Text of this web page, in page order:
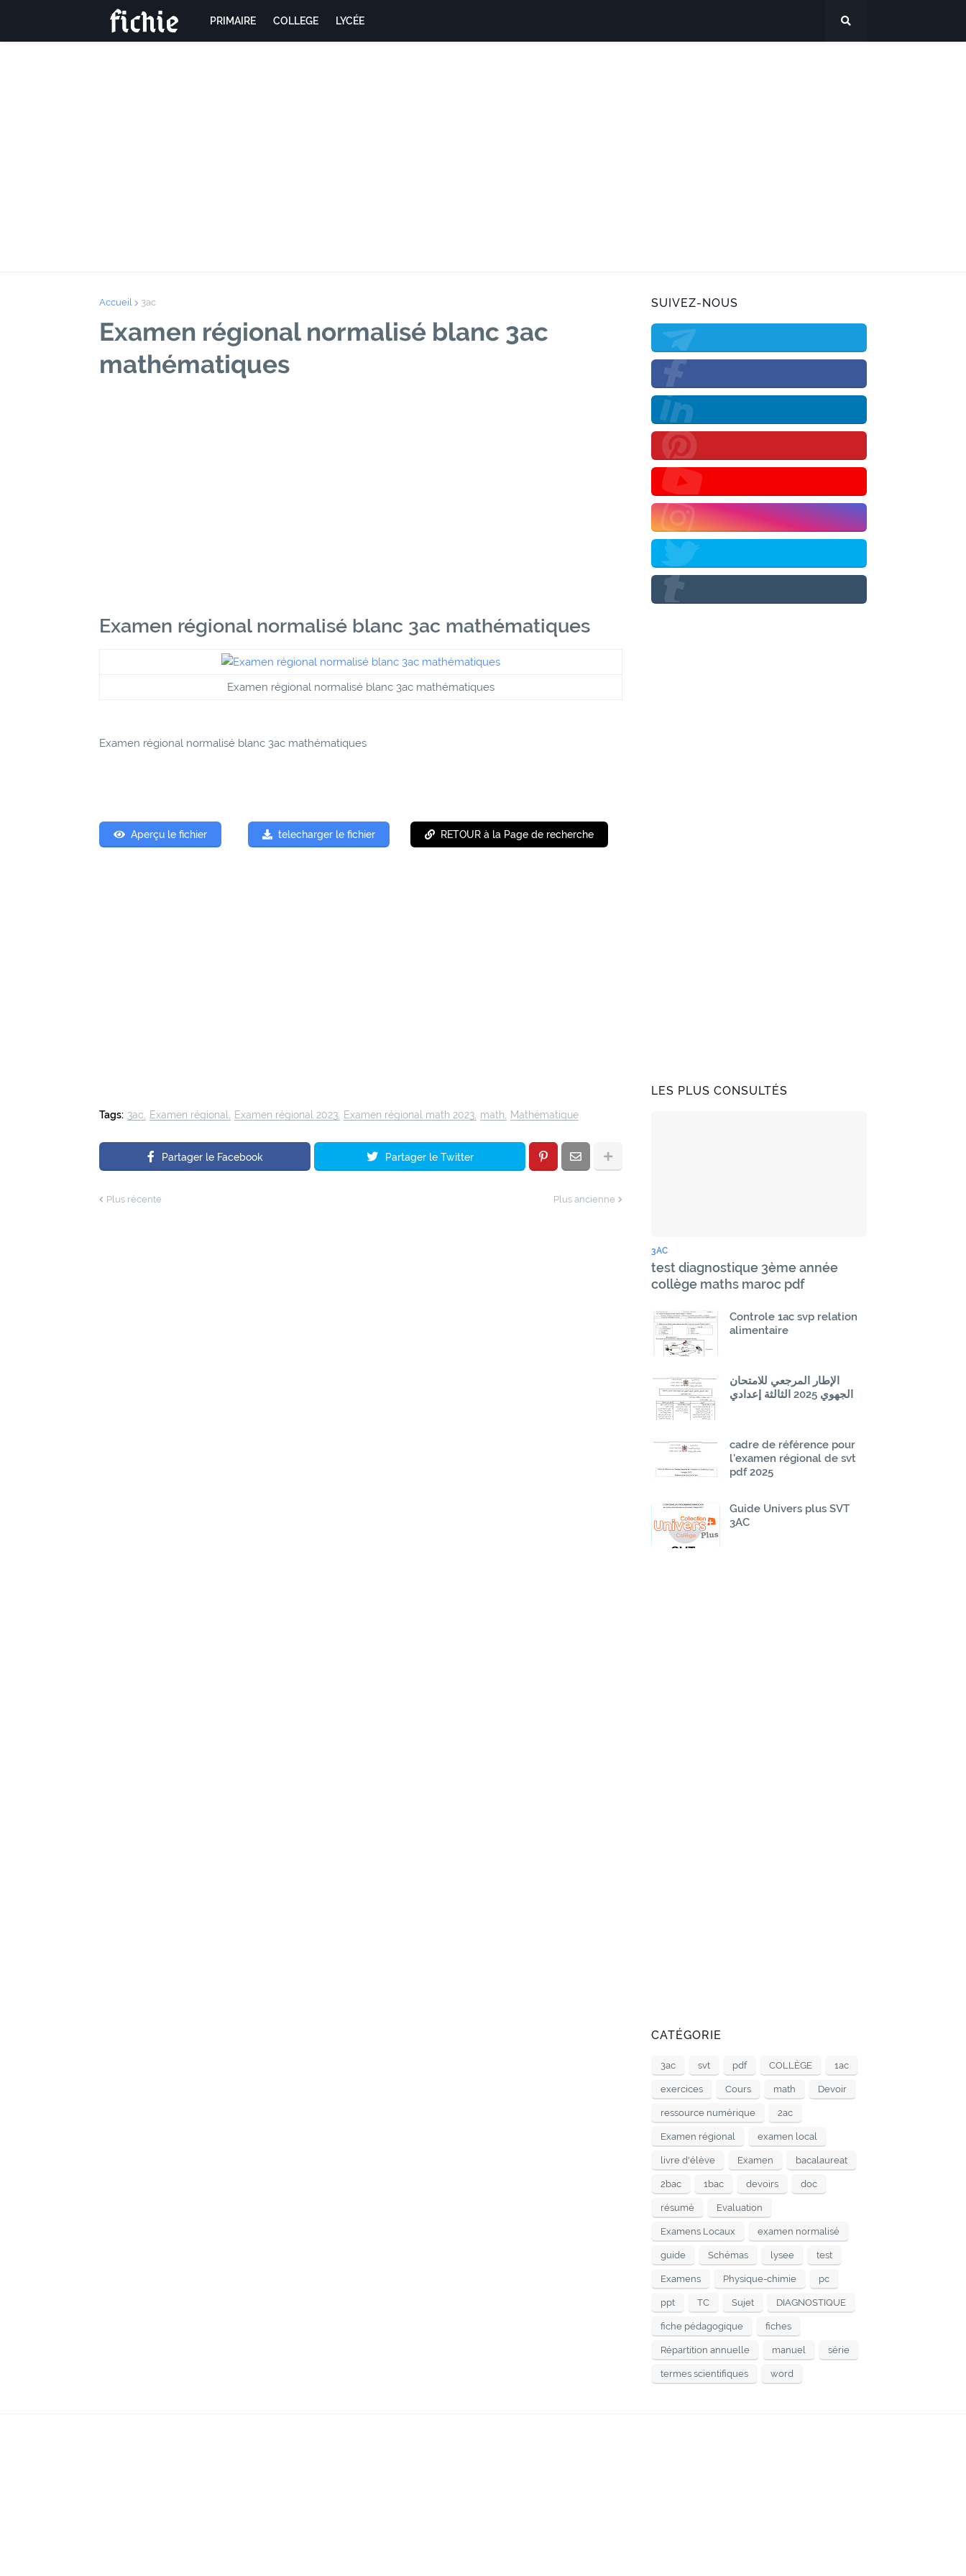
PRIMAIRE COLLEGE LYCÉE
Accueil 3ac
Examen régional normalisé blanc 3ac
mathématiques
Examen régional normalisé blanc 3ac mathématiques
Examen régional normalisé blanc 3ac mathématiques
Examen régional normalisé blanc 3ac mathématiques
Aperçu le fichier telecharger le fichier RETOUR à la Page de recherche
Tags: 3ac Examen régional Examen régional 2023 Examen régional math 2023 math Mathématique
Partager le Facebook Partager le Twitter
Plus récente Plus ancienne
SUIVEZ-NOUS
LES PLUS CONSULTÉS
3AC
test diagnostique 3ème année
collège maths maroc pdf
Controle 1ac svp relation
alimentaire
الإطار المرجعي للامتحان
الجهوي 2025 الثالثة إعدادي
cadre de référence pour
l'examen régional de svt
pdf 2025
Guide Univers plus SVT
3AC
CATÉGORIE
3ac svt pdf COLLÈGE 1ac
exercices Cours math Devoir
ressource numérique 2ac
Examen régional examen local
livre d'élève Examen bacalaureat
2bac 1bac devoirs doc
résumé Evaluation
Examens Locaux examen normalisé
guide Schémas lysee test
Examens Physique-chimie pc
ppt TC Sujet DIAGNOSTIQUE
fiche pédagogique fiches
Répartition annuelle manuel série
termes scientifiques word